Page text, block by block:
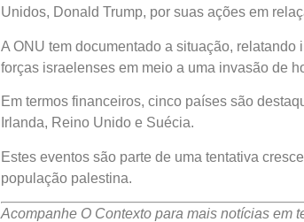
Unidos, Donald Trump, por suas ações em
A ONU tem documentado a situação,
forças israelenses em meio a uma invasão de
Em termos financeiros, cinco países são
Irlanda, Reino Unido e Suécia.
Estes eventos são parte de uma tentativa
população palestina.
Acompanhe O Contexto para mais notícias em